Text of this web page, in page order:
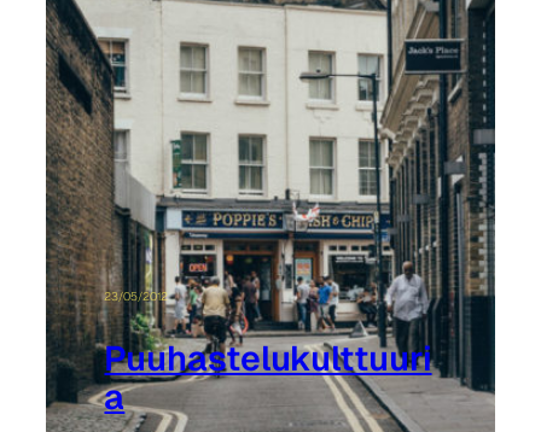
23/05/2012
Puuhastelukulttuuri
a